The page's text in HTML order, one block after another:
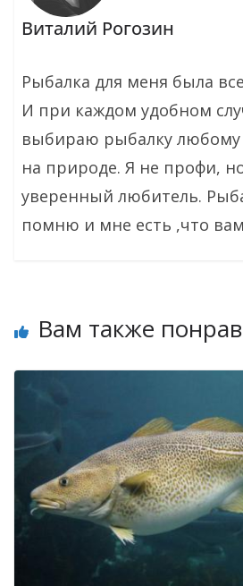
Виталий Рогозин
Рыбалка для меня была
И при каждом удобном
выбираю рыбалку любому
на природе. Я не профи,
уверенный любитель.
помню и мне есть ,что вам
Вам также